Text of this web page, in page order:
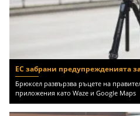
ЕС забрани предупрежденията
Брюксел развързва ръцете на
приложения като Waze и Google Maps